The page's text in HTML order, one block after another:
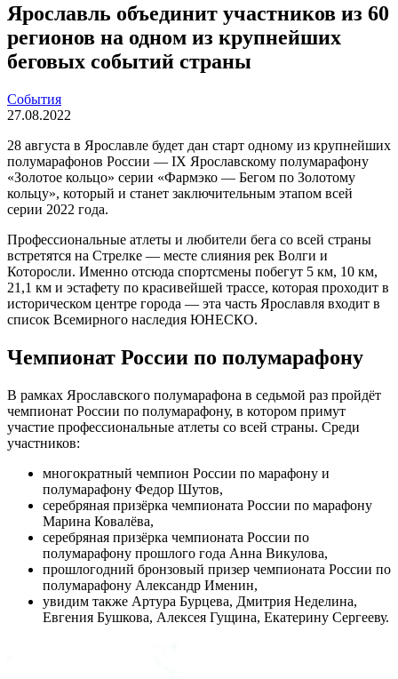
Ярославль объединит участников из 60
регионов на одном из крупнейших
беговых событий страны
События
27.08.2022
28 августа в Ярославле будет дан старт одному из крупнейших
полумарафонов России — IX Ярославскому полумарафону
«Золотое кольцо» серии «Фармэко — Бегом по Золотому
кольцу», который и станет заключительным этапом всей
серии 2022 года.
Профессиональные атлеты и любители бега со всей страны
встретятся на Стрелке — месте слияния рек Волги и
Которосли. Именно отсюда спортсмены побегут 5 км, 10 км,
21,1 км и эстафету по красивейшей трассе, которая проходит в
историческом центре города — эта часть Ярославля входит в
список Всемирного наследия ЮНЕСКО.
Чемпионат России по полумарафону
В рамках Ярославского полумарафона в седьмой раз пройдёт
чемпионат России по полумарафону, в котором примут
участие профессиональные атлеты со всей страны. Среди
участников:
многократный чемпион России по марафону и
полумарафону Федор Шутов,
серебряная призёрка чемпионата России по марафону
Марина Ковалёва,
серебряная призёрка чемпионата России по
полумарафону прошлого года Анна Викулова,
прошлогодний бронзовый призер чемпионата России по
полумарафону Александр Именин,
увидим также Артура Бурцева, Дмитрия Неделина,
Евгения Бушкова, Алексея Гущина, Екатерину Сергееву.